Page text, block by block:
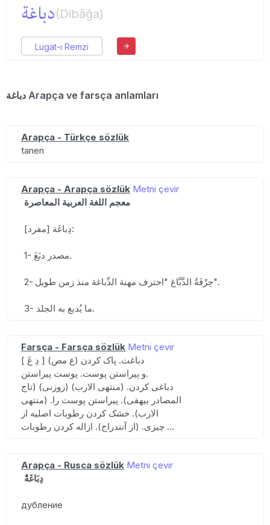
دباغة(Dibâğa)
Lugat-ı Remzi
دباغة Arapça ve farsça anlamları
Arapça - Türkçe sözlük
tanen
Arapça - Arapça sözlük Metni çevir
معجم اللغة العربية المعاصرة
دِباغَة [مفرد]:
1- مصدر دبَغَ.
2- حِرْفَةُ الدَّبَّاغ "احترف مهنة الدِّباغة منذ زمن طويل".
3- ما يُدبغ به الجلد.
Farsça - Farsça sözlük Metni çevir
[ دِ غَ ] (ع مص) دباغت. پاک کردن
و پیراستن پوست. پوست پیراستن.
دباغی کردن. (منتهی الارب) (زوزنی) (تاج
المصادر بیهقی). پیراستن پوست را. (منتهی
الارب). خشک کردن رطوبات اصلیه از
چیزی. (از آنندراج). ازاله کردن رطوبات ...
Arapça - Rusca sözlük Metni çevir
دِبَاغَةٌ
дубление